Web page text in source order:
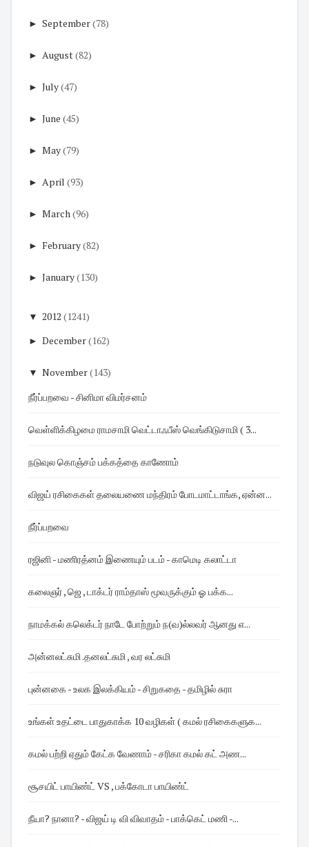
► September(78)
► August(82)
► July(47)
► June (45)
► May(79)
► April (93)
► March(96)
► February(82)
► January(130)
▼ 2012 (1241)
► December(162)
▼ November(143)
நீர்ப்பறவை - சினிமா விமர்சனம்
வெள்ளிக்கிழமை ராமசாமி வெட்டாஃபீஸ் வெங்கிடுசாமி ( 3...
நடுவுல கொஞ்சம் பக்கத்தை காணோம்
விஜய் ரசிகைகள் தலையணை மந்திரம் போடமாட்டாங்க, ஏன்ன...
நீர்ப்பறவை
ரஜினி - மணிரத்னம் இணையும் படம் - காமெடி கலாட்டா
கலைஞர் , ஜெ , டாக்டர் ராம்தாஸ் மூவருக்கும் ஓ பக்க...
நாமக்கல் கலெக்டர் நாடே போற்றும் ந(வ)ல்லவர் ஆனது எ...
அன்னலட்சுமி .தனலட்சுமி , வர லட்சுமி
புன்னகை - உலக இலக்கியம் - சிறுகதை - தமிழில் சுரா
உங்கள் உதட்டை பாதுகாக்க 10 வழிகள் ( கமல் ரசிகைகளுக...
கமல் பற்றி ஏதும் கேட்க வேணாம் - சரிகா கமல் கட் அண...
சூசயிட் பாயிண்ட் VS , பக்கோடா பாயிண்ட்
நீயா? நானா? - விஜய் டி வி விவாதம் - பாக்கெட் மணி -...